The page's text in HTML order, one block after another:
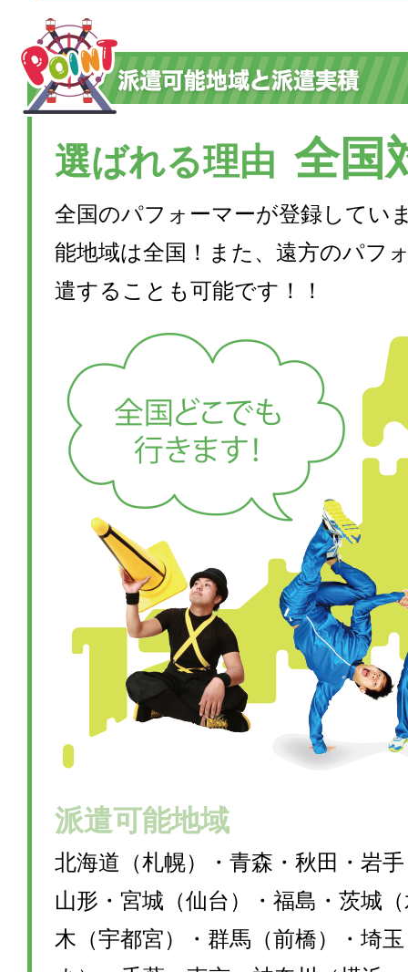
選ばれる理由 全国
全国のパフォーマーが登録してい
能地域は全国！また、遠方のパフ
遣することも可能です！！
派遣可能地域
北海道（札幌）・青森・秋田・岩
山形・宮城（仙台）・福島・茨城
木（宇都宮）・群馬（前橋）・埼